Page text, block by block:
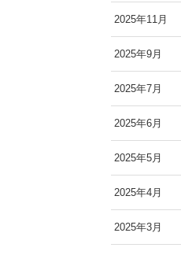
2025年11月
2025年9月
2025年7月
2025年6月
2025年5月
2025年4月
2025年3月